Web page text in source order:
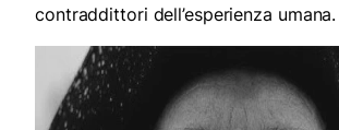
contraddittori dell’esperienza umana.